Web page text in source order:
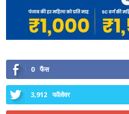
0 फैंस
3,912 फॉलोवर